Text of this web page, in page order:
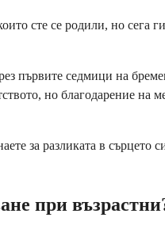
сте се родили, но сега
първите седмици на
но благодарение
за разликата в
при